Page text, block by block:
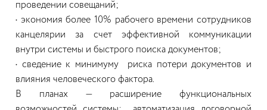
проведении совещаний;
• экономия более 10% рабочего времени сотрудников
канцелярии за счет эффективной коммуникации
внутри системы и быстрого поиска документов;
• сведение к минимуму риска потери документов и
влияния человеческого фактора.
В планах — расширение функциональных